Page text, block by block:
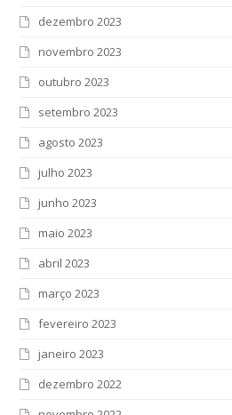
dezembro 2023
novembro 2023
outubro 2023
setembro 2023
agosto 2023
julho 2023
junho 2023
maio 2023
abril 2023
março 2023
fevereiro 2023
janeiro 2023
dezembro 2022